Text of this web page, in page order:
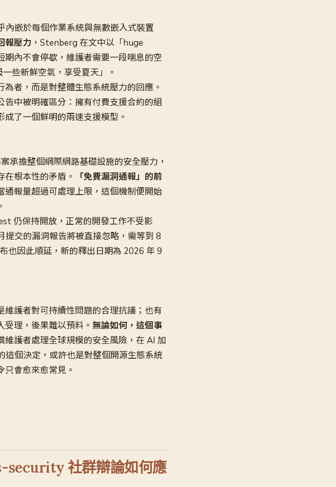
嵌於每個作業系統與無數嵌入式裝置
報壓力 ，Stenberg 在文中以「huge
內不會停歇，維護者需要一段喘息的空
些新鮮空氣，享受夏天」。
者，而是對整體生態系統壓力的回應。
告中被明確區分：擁有付費支援合約的組
了一個鮮明的兩速支援模型。
承擔整個網際網路基礎設施的安全壓力，
根本性的矛盾。
「免費漏洞通報」的前
通報量超過可處理上限，這個機制便開始
仍保持開放，正常的開發工作不受影
交的漏洞報告將被直接忽略，需等到 8
也因此順延，新的釋出日期為 2026 年 9
護者對可持續性問題的合理抗議；也有
理，後果難以預料。 無論如何，這個事
維護者處理全球規模的安全風險，在 AI 加
個決定，或許也是對整個開源生態系統
會愈來愈常見。
security 社群辯論如何應